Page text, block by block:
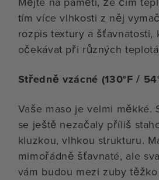
tím více vlhkosti z něj
rozpis textury a šťavnatosti,
očekávat při různých
Středně vzácné (130°F /
Vaše maso je velmi měkké.
se ještě nezačaly příliš
kluzkou, vlhkou strukturu.
mimořádně šťavnaté, ale
vám budou mezi zuby